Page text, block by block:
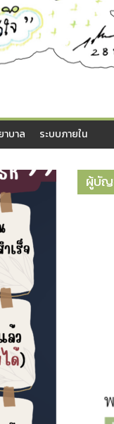
าบาล ระบบภายใน
ผู้บัญ